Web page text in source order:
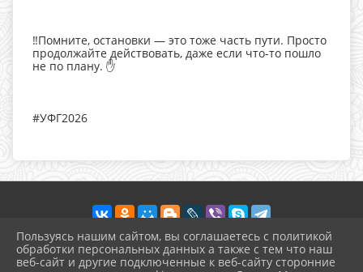
‼️Помните, остановки — это тоже часть пути. Просто
продолжайте действовать, даже если что-то пошло
не по плану. ✋
#УФГ2026
2026 г. nebbib.kulturatuapse.ru
Пользуясь нашим сайтом, вы соглашаетесь с политикой
обработки персональных данных а также с тем что наш
веб-сайт и другие подключенные к веб-сайту сторонние